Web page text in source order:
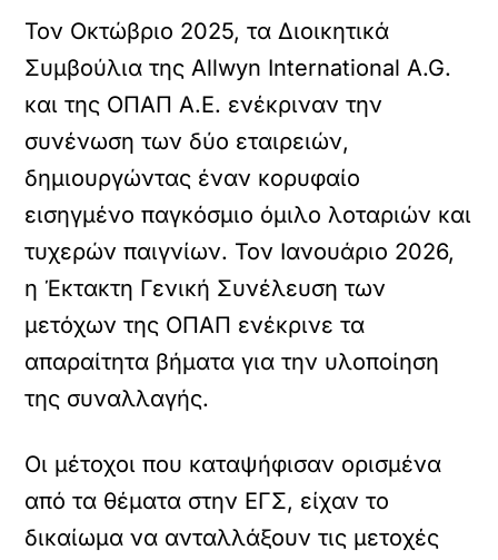
Τον Οκτώβριο 2025, τα Διοικητικά
Συμβούλια της Allwyn International A.G.
και της OΠΑΠ Α.Ε. ενέκριναν την
συνένωση των δύο εταιρειών,
δημιουργώντας έναν κορυφαίο
εισηγμένο παγκόσμιο όμιλο λοταριών και
τυχερών παιγνίων. Τον Ιανουάριο 2026,
η Έκτακτη Γενική Συνέλευση των
μετόχων της OΠΑΠ ενέκρινε τα
απαραίτητα βήματα για την υλοποίηση
της συναλλαγής.
Οι μέτοχοι που καταψήφισαν ορισμένα
από τα θέματα στην ΕΓΣ, είχαν το
δικαίωμα να ανταλλάξουν τις μετοχές